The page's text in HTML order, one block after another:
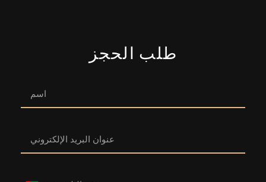
طلب الحجز